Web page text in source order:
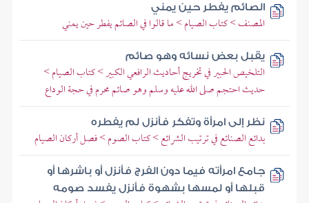
الصائم يفطر حين يمني
المصنف > كتاب الصيام > ما قالوا في الصائم يفطر حين يمني
يقبل بعض نسائه وهو صائم
التلخيص الحبير في تخريج أحاديث الرافعي الكبير > كتاب الصيام >
حديث احتجم صلى الله عليه وسلم وهو صائم محرم في حجة الوداع
نظر إلى امرأة وتفكر فأنزل لم يفطره
بدائع الصنائع في ترتيب الشرائع > كتاب الصوم > فصل أركان الصيام
جامع امرأته فيما دون الفرج فأنزل أو باشرها أو
قبلها أو لمسها بشهوة فأنزل يفسد صومه